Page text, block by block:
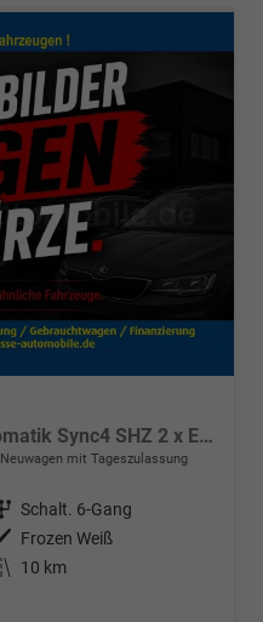
Trend 320 L1H1 Klimaautomatik Sync4 SHZ 2 x Einparkhilfe Kamera 5JG
Neuwagen mit Tageszulassung
Getriebe Schalt. 6-Gang
Außenfarbe
Frozen Weiß
Kilometerstand
10 km